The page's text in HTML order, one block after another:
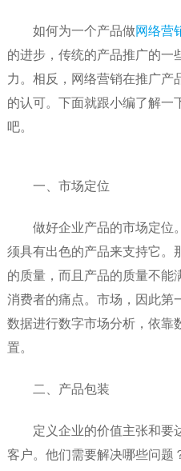
如何为一个产品做网络营
的进步，传统的产品推广的一
力。相反，网络营销在推广产
的认可。下面就跟小编了解一
吧。
一、市场定位
做好企业产品的市场定位
须具有出色的产品来支持它。
的质量，而且产品的质量不能
消费者的痛点。市场，因此第
数据进行数字市场分析，依靠
置。
二、产品包装
定义企业的价值主张和要
客户。他们需要解决哪些问题